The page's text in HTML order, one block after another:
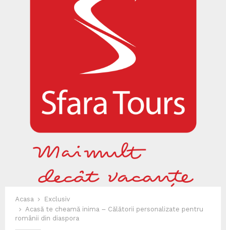
Acasa
Exclusiv
Acasă te cheamă inima – Călătorii personalizate pentru
românii din diaspora